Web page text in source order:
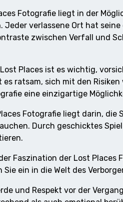
Fotografie liegt in der
Jeder verlassene Ort hat
zwischen Verfall und
Places ist es wichtig,
ratsam, sich mit den
eine einzigartige
Fotografie liegt darin,
Durch geschicktes
Faszination der Lost
Sie ein in die Welt des
und Respekt vor der